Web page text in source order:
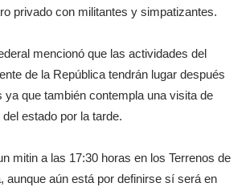
privado con militantes y simpatizantes.
mencionó que las actividades del
de la República tendrán lugar después
ya que también contempla una visita de
estado por la tarde.
mitin a las 17:30 horas en los Terrenos de
aunque aún está por definirse sí será en